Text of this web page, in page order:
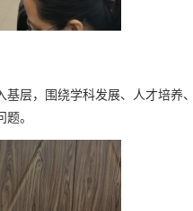
层，围绕学科发展、人才培养
题。